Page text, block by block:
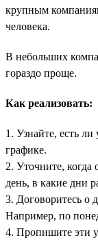
крупным
человека.
В небольших
гораздо проще.
Как реализовать:
1. Узнайте, есть
графике.
2. Уточните, когда
день, в какие дни
3. Договоритесь о
Например, по
4. Пропишите эти